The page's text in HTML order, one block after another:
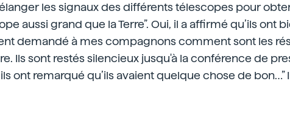
les signaux des différents télescopes pour
aussi grand que la Terre”. Oui, il a affirmé qu’ils ont
demandé à mes compagnons comment sont les
Ils sont restés silencieux jusqu'à la conférence de
ont remarqué qu’ils avaient quelque chose de bon…”